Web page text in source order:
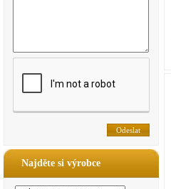
Najděte si výrobce